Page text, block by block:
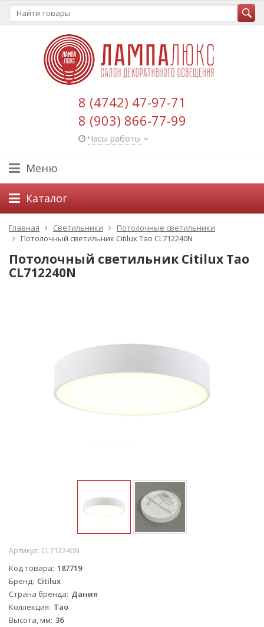
8 (4742) 47-97-71
8 (903) 866-77-99
Часы работы
Меню
Каталог
Главная Светильники
Потолочные светильники
Потолочный светильник Citilux Тао CL712240N
Потолочный светильник Citilux Тао
CL712240N
Артикул: CL712240N
Код товара 187719
Бренд Citilux
Страна бренда Дания
Коллекция Тао
Высота, мм 36